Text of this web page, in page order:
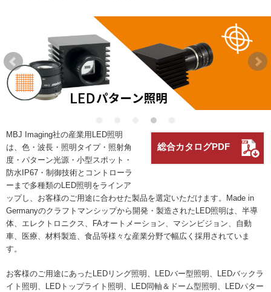
総合カタログPDF
MBJ Imaging社の産業用LED照明
は、色・波長・照明タイプ・照射角
度・パターン光源・小型スポット・
防水IP67・制御技術とコントローラ
ーまで多種類のLED照明をラインア
ップし、お客様のご用途に合わせた製品を選定いただけます。Made in
Germanyのクラフトマンシップから開発・製造されたLED照明は、半導
体、エレクトロニクス、FAオートメーション、マシンビジョン、自動
車、医療、材料製造、食品等様々な産業分野で幅広く採用されていま
す。
お客様のご用途にあったLEDリング照明、LEDバー型照明、LEDバックラ
イト照明、LEDトップライト照明、LED同軸＆ドーム型照明、LEDパター